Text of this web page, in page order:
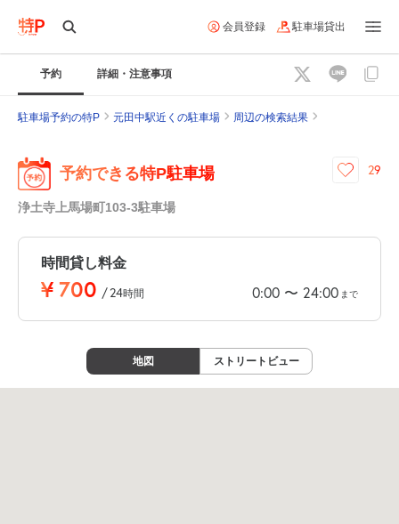
会員登録 駐車場貸出
予約 詳細・注意事項
駐車場予約の特P 元田中駅近くの駐車場 周辺の検索結果
予約できる特P駐車場
浄土寺上馬場町103-3駐車場
29
時間貸し料金
¥700 /24時間 0:00 〜 24:00 まで
地図 ストリートビュー